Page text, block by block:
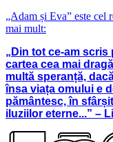
„Adam și Eva” este cel
mai mult:
„Din tot ce-am scris
cartea cea mai
multă speranță,
însa viața omului e
pământesc, în
iluziilor eterne...” –